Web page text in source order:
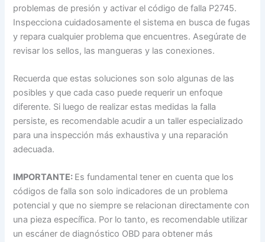
problemas de presión y activar el código de falla P2745.
Inspecciona cuidadosamente el sistema en busca de fugas
y repara cualquier problema que encuentres. Asegúrate de
revisar los sellos, las mangueras y las conexiones.
Recuerda que estas soluciones son solo algunas de las
posibles y que cada caso puede requerir un enfoque
diferente. Si luego de realizar estas medidas la falla
persiste, es recomendable acudir a un taller especializado
para una inspección más exhaustiva y una reparación
adecuada.
IMPORTANTE: Es fundamental tener en cuenta que los
códigos de falla son solo indicadores de un problema
potencial y que no siempre se relacionan directamente con
una pieza específica. Por lo tanto, es recomendable utilizar
un escáner de diagnóstico OBD para obtener más